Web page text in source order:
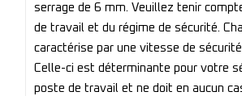
serrage de 6 mm. Veuillez tenir
de travail et du régime de sécurité.
caractérise par une vitesse de
Celle-ci est déterminante pour votre
poste de travail et ne doit en aucun